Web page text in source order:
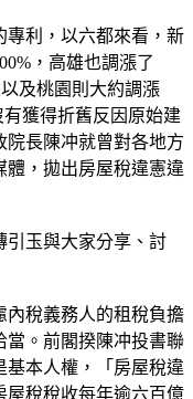
專利，以六都來看，新
，高雄也調漲了
及桃園則大約調漲
獲得折舊反因原始建
院長陳冲就曾對各地方
，拋出房屋稅違憲違
引玉與大家分享、討
內稅義務人的租稅負擔
當。前閣揆陳冲投書聯
本人權，「房屋稅違
屋稅稅收每年逾六百億